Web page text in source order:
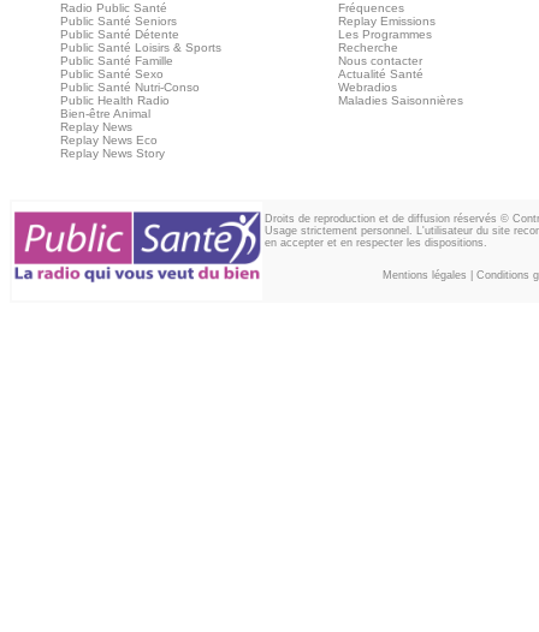
Radio Public Santé
Public Santé Seniors
Public Santé Détente
Public Santé Loisirs & Sports
Public Santé Famille
Public Santé Sexo
Public Santé Nutri-Conso
Public Health Radio
Bien-être Animal
Replay News
Replay News Eco
Replay News Story
Fréquences
Replay Emissions
Les Programmes
Recherche
Nous contacter
Actualité Santé
Webradios
Maladies Saisonnières
Droits de reproduction et de diffusion réservés ©
Usage strictement personnel. L'utilisateur du site
en accepter et en respecter les dispositions.
Mentions légales Conditions